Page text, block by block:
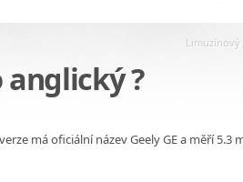
Limuzínový
anglický ?
má oficiální název Geely GE a měří 5.3